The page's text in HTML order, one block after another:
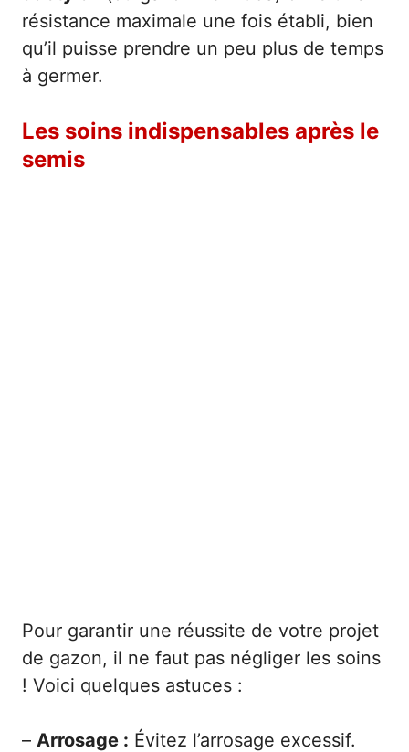
résistance maximale une fois établi, bien
qu’il puisse prendre un peu plus de temps
à germer.
Les soins indispensables après le
semis
Pour garantir une réussite de votre projet
de gazon, il ne faut pas négliger les soins
! Voici quelques astuces :
– Arrosage : Évitez l’arrosage excessif.